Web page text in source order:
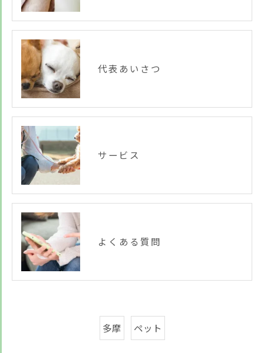
代表あいさつ
サービス
よくある質問
多摩 ペット